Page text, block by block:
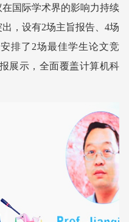
国际学术界的影响力持续
，设有2场主旨报告、4场
排了2场最佳学生论文竞
展示，全面覆盖计算机科